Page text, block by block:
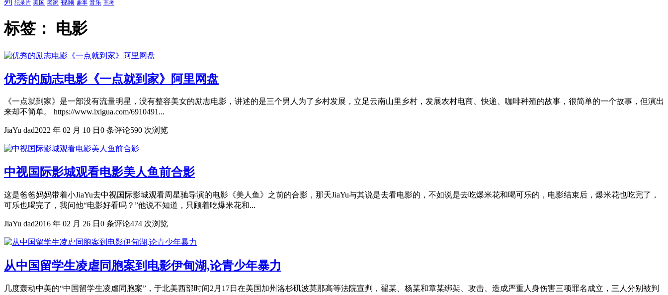
纪录片 美国 老家 视频 趣事 音乐 高考
标签： 电影
优秀的励志电影《一点就到家》阿里网盘
《一点就到家》是一部没有流量明星，没有整容美女的励志电影，讲述的是三个男人为了乡村发展，立足云南山里乡村，发展农村电商、快递、咖啡种殖的故事，很简单的一个故事，但演出
来却不简单。 https://www.ixigua.com/6910491...
JiaYu dad2022 年 02 月 10 日 0 条评论590 次浏览
中视国际影城观看电影美人鱼前合影
这是爸爸妈妈带着小JiaYu去中视国际影城观看周星驰导演的电影《美人鱼》之前的合影，那天JiaYu与其说是去看电影的，不如说是去吃爆米花和喝可乐的，电影结束后，爆米花也吃完了，
可乐也喝完了，我问他“电影好看吗？”他说不知道，只顾着吃爆米花和...
JiaYu dad2016 年 02 月 26 日 0 条评论474 次浏览
从中国留学生凌虐同胞案到电影伊甸湖,论青少年暴力
几度轰动中美的“中国留学生凌虐同胞案”，于北美西部时间2月17日在美国加州洛杉矶波莫那高等法院宣判，翟某、杨某和章某绑架、攻击、造成严重人身伤害三项罪名成立，三人分别被判